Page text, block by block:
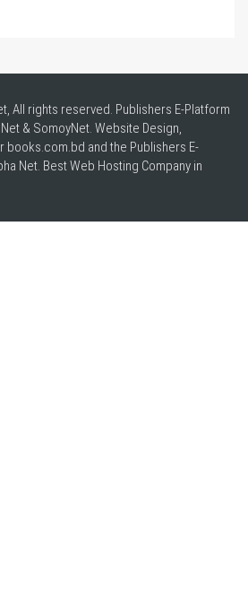
All rights reserved. Publishers E-Platform
& SomoyNet. Website Design,
books.com.bd and the Publishers E-
Net. BestWeb Hosting Company in